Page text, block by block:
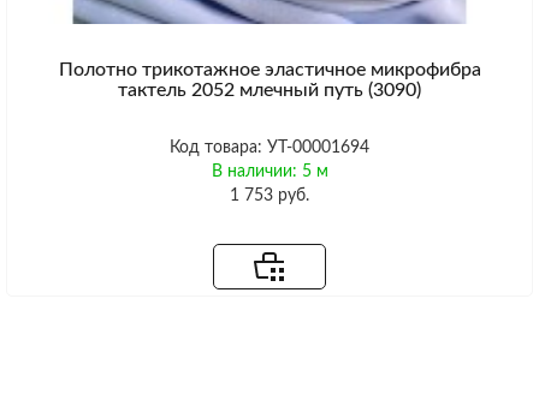
Полотно трикотажное эластичное микрофибра
тактель 2052 млечный путь (3090)
Код товара: УТ-00001694
В наличии: 5 м
1 753 руб.